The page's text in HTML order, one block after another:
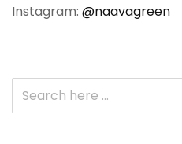
Instagram: @naavagreen